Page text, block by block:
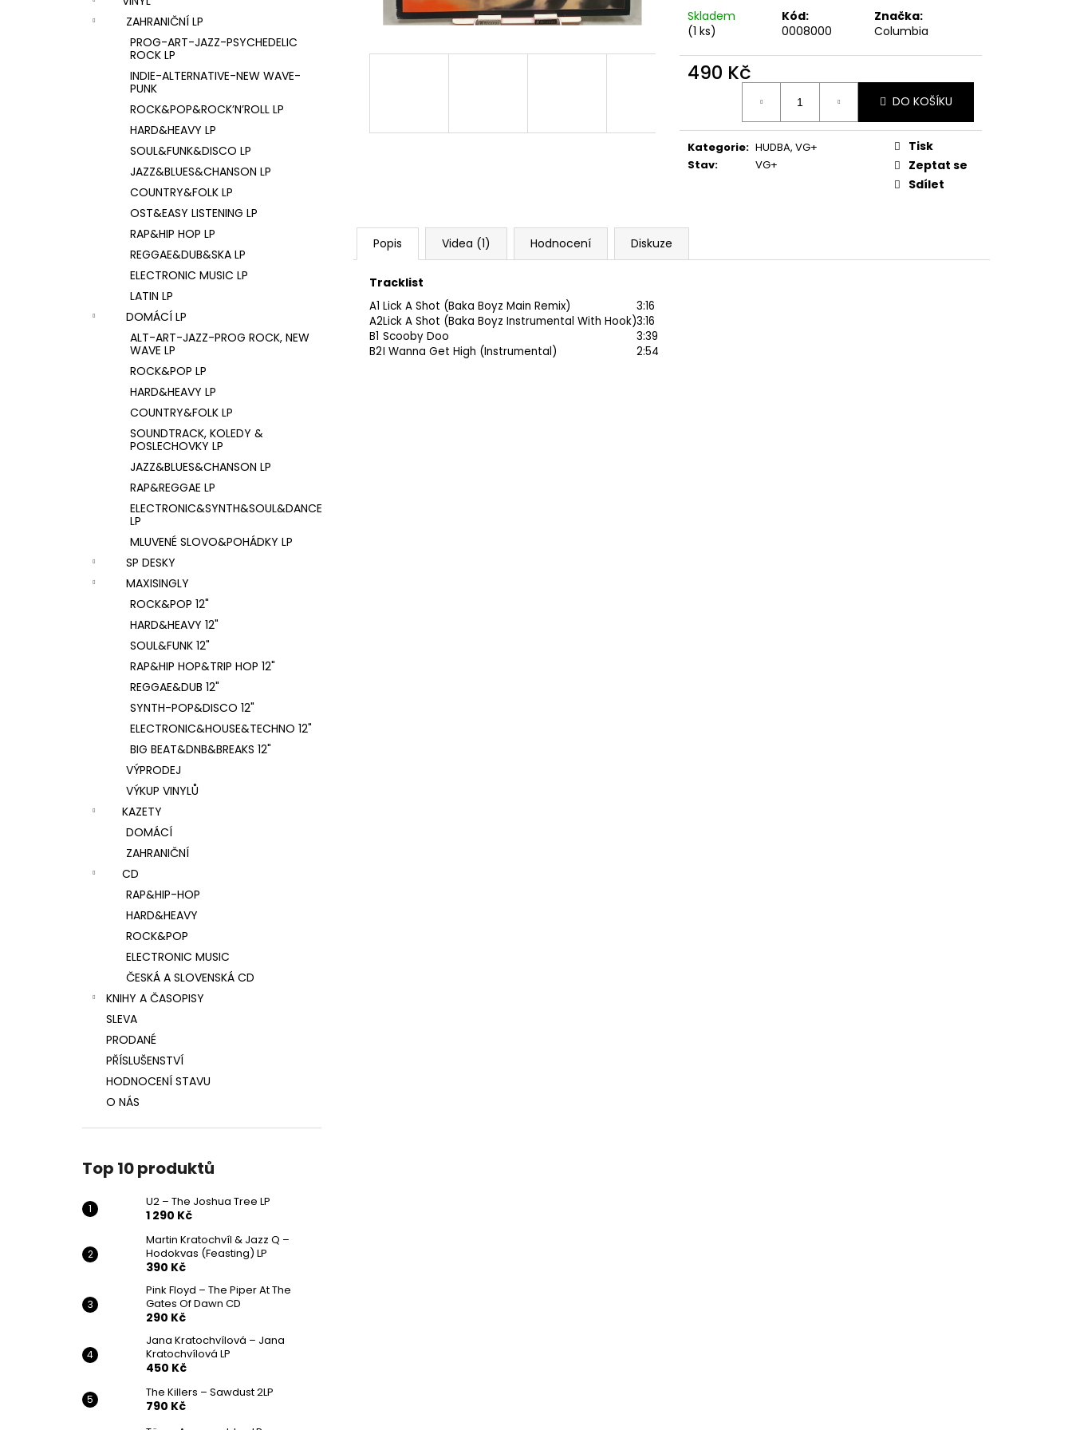
ZAHRANIČNÍ LP
PROG-ART-JAZZ-PSYCHEDELIC
ROCK LP
INDIE-ALTERNATIVE-NEW WAVE-
PUNK
ROCK&POP&ROCK’N’ROLL LP
HARD&HEAVY LP
SOUL&FUNK&DISCO LP
JAZZ&BLUES&CHANSON LP
COUNTRY&FOLK LP
OST&EASY LISTENING LP
RAP&HIP HOP LP
REGGAE&DUB&SKA LP
ELECTRONIC MUSIC LP
LATIN LP
DOMÁCÍ LP
ALT-ART-JAZZ-PROG ROCK, NEW
WAVE LP
ROCK&POP LP
HARD&HEAVY LP
COUNTRY&FOLK LP
SOUNDTRACK, KOLEDY &
POSLECHOVKY LP
JAZZ&BLUES&CHANSON LP
RAP&REGGAE LP
ELECTRONIC&SYNTH&SOUL&DANCE
LP
MLUVENÉ SLOVO&POHÁDKY LP
SP DESKY
MAXISINGLY
ROCK&POP 12"
HARD&HEAVY 12"
SOUL&FUNK 12"
RAP&HIP HOP&TRIP HOP 12"
REGGAE&DUB 12"
SYNTH-POP&DISCO 12"
ELECTRONIC&HOUSE&TECHNO 12"
BIG BEAT&DNB&BREAKS 12"
VÝPRODEJ
VÝKUP VINYLŮ
KAZETY
DOMÁCÍ
ZAHRANIČNÍ
CD
RAP&HIP-HOP
HARD&HEAVY
ROCK&POP
ELECTRONIC MUSIC
ČESKÁ A SLOVENSKÁ CD
KNIHY A ČASOPISY
SLEVA
PRODANÉ
PŘÍSLUŠENSTVÍ
HODNOCENÍ STAVU
O NÁS
Top 10 produktů
U2 – The Joshua Tree LP
1 290 Kč
Martin Kratochvíl & Jazz Q ‎–
Hodokvas (Feasting) LP
390 Kč
Pink Floyd – The Piper At The
Gates Of Dawn CD
290 Kč
Jana Kratochvílová – Jana
Kratochvílová LP
450 Kč
The Killers – Sawdust 2LP
790 Kč
Skladem
(1 ks)
Kód:
0008000
Značka:
Columbia
490 Kč
DO KOŠÍKU
Kategorie: HUDBA, VG+
Stav: VG+
Tisk
Zeptat se
Sdílet
Popis Videa (1) Hodnocení Diskuze
Tracklist
A1 Lick A Shot (Baka Boyz Main Remix)
3:16
A2Lick A Shot (Baka Boyz Instrumental With Hook)3:16
B1 Scooby Doo
3:39
B2I Wanna Get High (Instrumental) 2:54
U2 – THE JOSHUA TREE LP
1 290 Kč
MARTIN KRATOCHVÍL & JAZZ Q ‎–
HODOKVAS (FEASTING) LP
PINK FLOYD – THE PIPER AT THE GATES
OF DAWN CD